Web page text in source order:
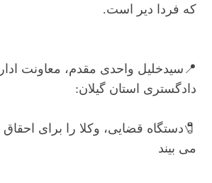
که فردا دیر است.
📍سیدخلیل واحدی مقدم، معاونت
دادگستری استان گیلان:
🧷دستگاه قضایی، وکلا را برای
می بیند